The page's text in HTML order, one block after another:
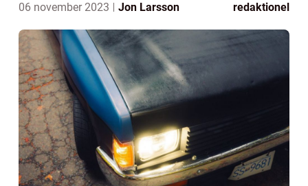
06 november 2023 Jon Larsson redaktionel